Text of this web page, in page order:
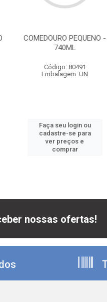
COMEDOURO PEQUENO -
740ML
Código: 80491
Embalagem: UN
Faça seu login ou
cadastre-se para
ver preços e
comprar
nossas ofertas!